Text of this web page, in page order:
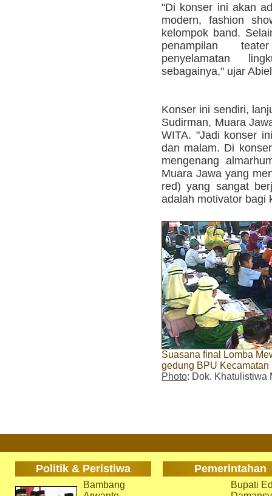
"Di konser ini akan
modern, fashion
kelompok band.
penampilan
penyelamatan
sebagainya," ujar
Konser ini sendiri,
Sudirman, Muara
WITA. "Jadi konser
dan malam. Di
mengenang
Muara Jawa yang
red) yang sangat
adalah motivator bagi
Suasana final Lomba
gedung BPU
Photo: Dok. Khatulistiwa
Politik & Peristiwa Pemerintahan
Bambang
Bupati